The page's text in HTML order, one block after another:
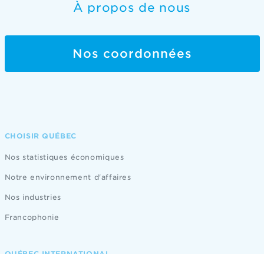
À propos de nous
Nos coordonnées
CHOISIR QUÉBEC
Nos statistiques économiques
Notre environnement d'affaires
Nos industries
Francophonie